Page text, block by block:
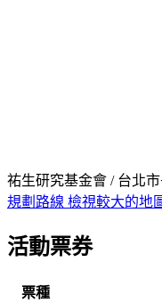
祐生研究基金會 / 台北
規劃路線 檢視較大的地
活動票券
票種